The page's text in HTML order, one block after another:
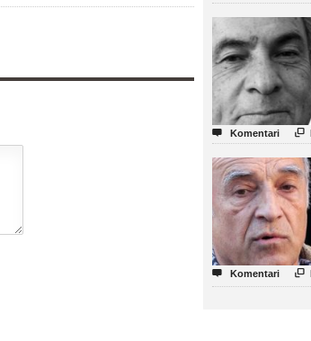
 Komentari 
 Komentari 